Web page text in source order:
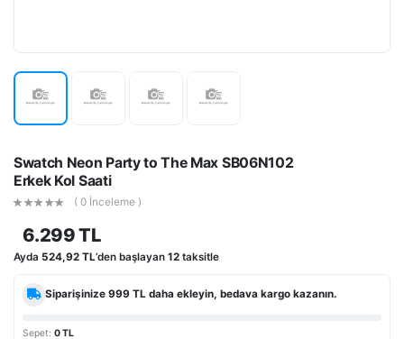
Swatch Neon Party to The Max SB06N102
Erkek Kol Saati
( 0 İnceleme )
6.299 TL
Ayda 524,92 TL’den başlayan 12 taksitle
Siparişinize999 TL daha ekleyin, bedava kargo kazanın.
Sepet: 0 TL